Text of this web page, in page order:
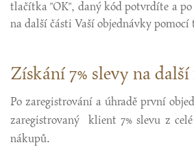
tlačítka "OK", daný kód potvrdíte a po
na další části Vaší objednávky
Získání 7% slevy na
Po zaregistrování a úhradě první
zaregistrovaný klient 7% slevu z
nákupů.